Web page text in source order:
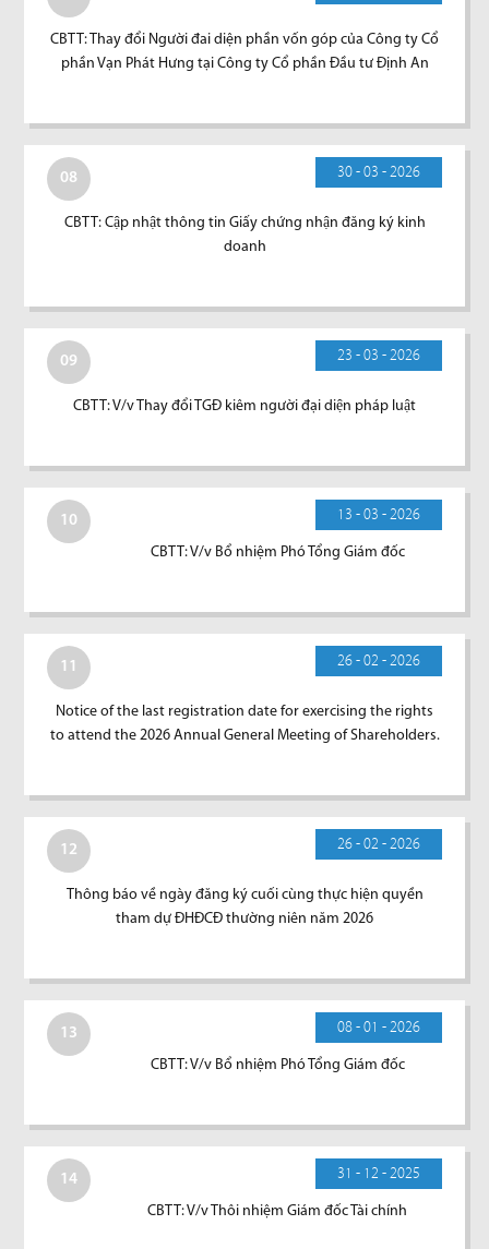
CBTT: Thay đổi Người đai diện phần vốn góp của Công ty Cổ
phần Vạn Phát Hưng tại Công ty Cổ phần Đầu tư Định An
08 30 - 03 - 2026
CBTT: Cập nhật thông tin Giấy chứng nhận đăng ký kinh
doanh
09 23 - 03 - 2026
CBTT: V/v Thay đổi TGĐ kiêm người đại diện pháp luật
10 13 - 03 - 2026
CBTT: V/v Bổ nhiệm Phó Tổng Giám đốc
11 26 - 02 - 2026
Notice of the last registration date for exercising the rights
to attend the 2026 Annual General Meeting of Shareholders.
12 26 - 02 - 2026
Thông báo về ngày đăng ký cuối cùng thực hiện quyền
tham dự ĐHĐCĐ thường niên năm 2026
13 08 - 01 - 2026
CBTT: V/v Bổ nhiệm Phó Tổng Giám đốc
14 31 - 12 - 2025
CBTT: V/v Thôi nhiệm Giám đốc Tài chính